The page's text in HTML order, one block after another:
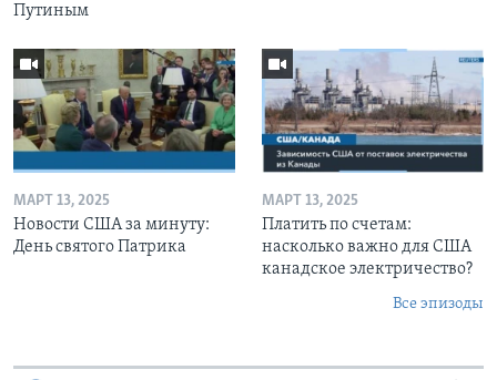
Путиным
МАРТ 13, 2025
Новости США за минуту:
День святого Патрика
МАРТ 13, 2025
Платить по счетам:
насколько важно для США
канадское электричество?
Все эпизоды